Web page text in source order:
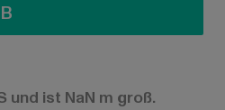
ist NaN m groß.